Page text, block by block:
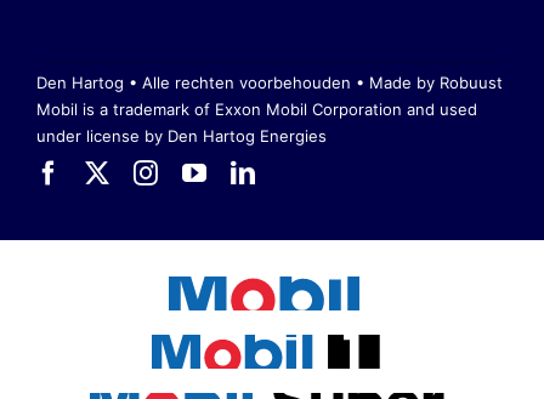
Den Hartog • Alle rechten voorbehouden • Made by Robuust
Mobil is a trademark of Exxon Mobil Corporation and used
under license by Den Hartog Energies